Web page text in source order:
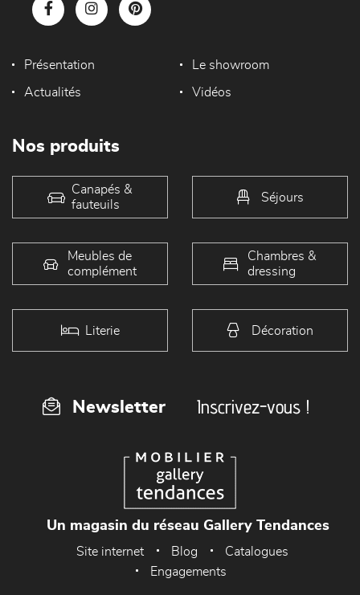
Présentation Le showroom
Actualités Vidéos
Nos produits
Canapés &
fauteuils
Séjours
Meubles de
complément
Chambres &
dressing
Literie Décoration
Newsletter Inscrivez-vous !
Un magasin du réseau Gallery Tendances
Site internet Blog
Catalogues
Engagements